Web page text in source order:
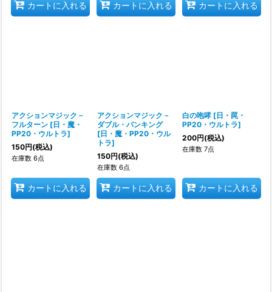
カートに入れる カートに入れる カートに入れる
アクションマジック－
フルターン [日・魔・
PP20・ウルトラ]
150円(税込)
在庫数 6点
カートに入れる
アクションマジック－
ダブル・バンキング
[日・魔・PP20・ウル
トラ]
150円(税込)
在庫数 6点
カートに入れる
白の咆哮 [日・罠・
PP20・ウルトラ]
200円(税込)
在庫数 7点
カートに入れる